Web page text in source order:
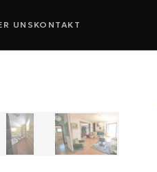
UNSKONTAKT